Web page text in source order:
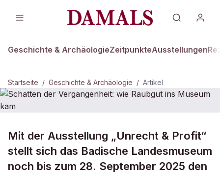
Geschichte & ArchäologieZeitpunkteAusstellungen
Startseite / Geschichte & Archäologie / Artikel
Schatten der Vergangenheit: wie
Raubgut ins Museum kam
Mit der Ausstellung „Unrecht & Profit“
stellt sich das Badische Landesmuseum
noch bis zum 28. September 2025 den